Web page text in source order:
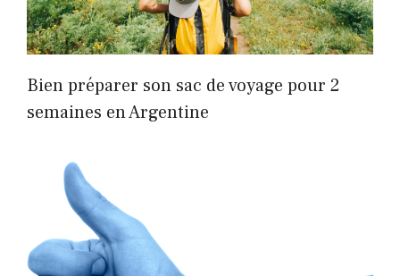
Bien préparer son sac de voyage pour 2
semaines en Argentine